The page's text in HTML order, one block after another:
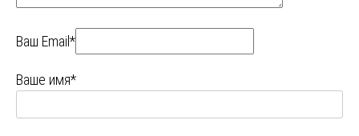
Ваш Email*
Ваше имя*